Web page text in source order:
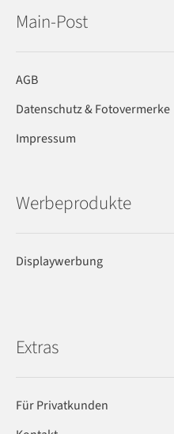
Main-Post
AGB
Datenschutz & Fotovermerke
Impressum
Werbeprodukte
Displaywerbung
Extras
Für Privatkunden